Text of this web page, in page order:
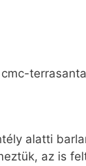
cmc-
alatti
az is